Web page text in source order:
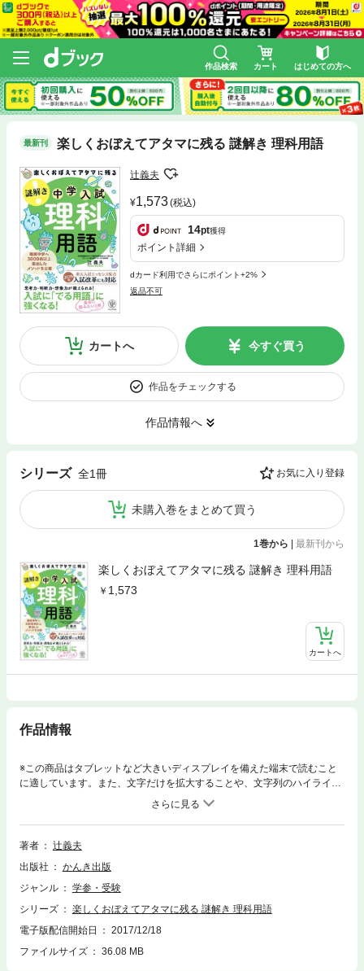
作品検索 カート はじめての方へ
最新刊 楽しくおぼえてアタマに残る 謎解き 理科用語
辻義夫
1,573(税込)
14pt獲得
ポイント詳細
dカード利用でさらにポイント+2%
返品不可
カートへ 今すぐ買う
作品をチェックする
作品情報へ
シリーズ 全1冊 お気に入り登録
未購入巻をまとめて買う
1巻から | 最新刊から
楽しくおぼえてアタマに残る 謎解き 理科用語
1,573
カートへ
作品情報
※この商品はタブレットなど大きいディスプレイを備えた端末で読むこと
に適しています。また、文字だけを拡大することや、文字列のハイライ
ト、検索、辞書の参照、引用などの機能が使用できません。大好評「謎解
き」シリーズに『用語』が登場!灘中・開成中・・・難関中学へ3000名以
上輩出したメソッドを大公開!東大入試エッセンス配合思考力・判断力・想
像力が鍛えられる!入試に「でる用語」に強くなる!!【本書の特長】その1
がわかる入試の頻出度つきその3 さくいんがついているから、わからない
用語もすぐに調べられる
著者
辻義夫
出版社
かんき出版
ジャンル
学参・受験
シリーズ
楽しくおぼえてアタマに残る 謎解き 理科用語
電子版配信開始日
2017/12/18
ファイルサイズ
36.08 MB